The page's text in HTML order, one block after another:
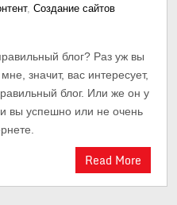
, Создание сайтов
блог? Раз уж вы
значит, вас интересует,
блог. Или же он у
и вы успешно или не очень
Read More